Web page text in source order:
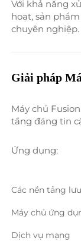
Với khả năng
hoạt, sản
chuyên nghiệp.
Giải pháp
Máy chủ
tầng đáng tin
Ứng dụng:
Các nền tảng
Máy chủ ứng
Dịch vụ mạng